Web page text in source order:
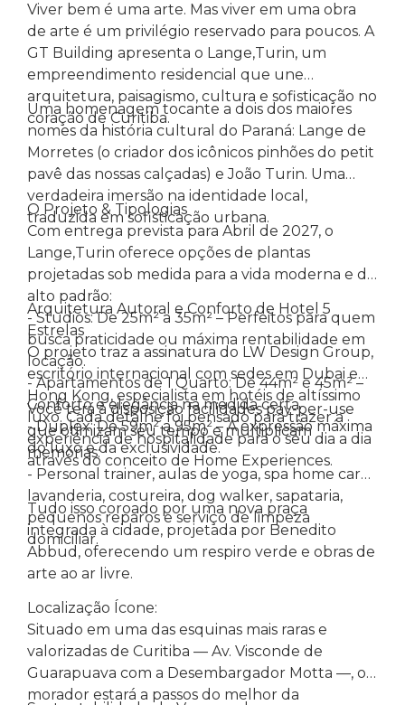
Viver bem é uma arte. Mas viver em uma obra
de arte é um privilégio reservado para poucos. A
GT Building apresenta o Lange,Turin, um
empreendimento residencial que une
arquitetura, paisagismo, cultura e sofisticação no
coração de Curitiba.
Uma homenagem tocante a dois dos maiores
nomes da história cultural do Paraná: Lange de
Morretes (o criador dos icônicos pinhões do petit
pavê das nossas calçadas) e João Turin. Uma
verdadeira imersão na identidade local,
traduzida em sofisticação urbana.
O Projeto & Tipologias
Com entrega prevista para Abril de 2027, o
Lange,Turin oferece opções de plantas
projetadas sob medida para a vida moderna e de
alto padrão:
- Studios: De 25m² a 35m² – Perfeitos para quem
busca praticidade ou máxima rentabilidade em
locação.
- Apartamentos de 1 Quarto: De 44m² e 45m² –
Conforto e elegância na medida certa.
- Duplex: De 59m² a 95m² – A expressão máxima
do luxo e da exclusividade.
Arquitetura Autoral e Conforto de Hotel 5
Estrelas
O projeto traz a assinatura do LW Design Group,
escritório internacional com sedes em Dubai e
Hong Kong, especialista em hotéis de altíssimo
luxo. Cada detalhe foi pensado para trazer a
experiência de hospitalidade para o seu dia a dia
através do conceito de Home Experiences.
Você terá à disposição facilidades pay-per-use
que otimizam seu tempo e multiplicam
memórias:
- Personal trainer, aulas de yoga, spa home care,
lavanderia, costureira, dog walker, sapataria,
pequenos reparos e serviço de limpeza
domiciliar.
Tudo isso coroado por uma nova praça
integrada à cidade, projetada por Benedito
Abbud, oferecendo um respiro verde e obras de
arte ao ar livre.
Localização Ícone:
Situado em uma das esquinas mais raras e
valorizadas de Curitiba — Av. Visconde de
Guarapuava com a Desembargador Motta —, o
morador estará a passos do melhor da